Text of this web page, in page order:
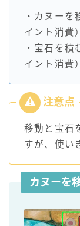
・カヌーを
イント消費）
・宝石を積
イント消費）
移動と宝石
すが、使い
カヌーを